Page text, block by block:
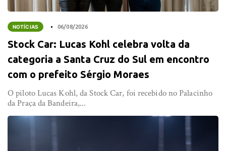
NOTÍCIAS 06/08/2026
Stock Car: Lucas Kohl celebra volta da
categoria a Santa Cruz do Sul em encontro
com o prefeito Sérgio Moraes
O piloto Lucas Kohl, da Stock Car, foi recebido no Palacinho
da Praça da Bandeira,...